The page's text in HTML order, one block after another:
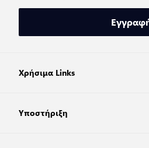
Χρήσιμα Links
Υποστήριξη